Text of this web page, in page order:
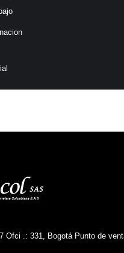
Ofci .: 331, Bogotá Punto de